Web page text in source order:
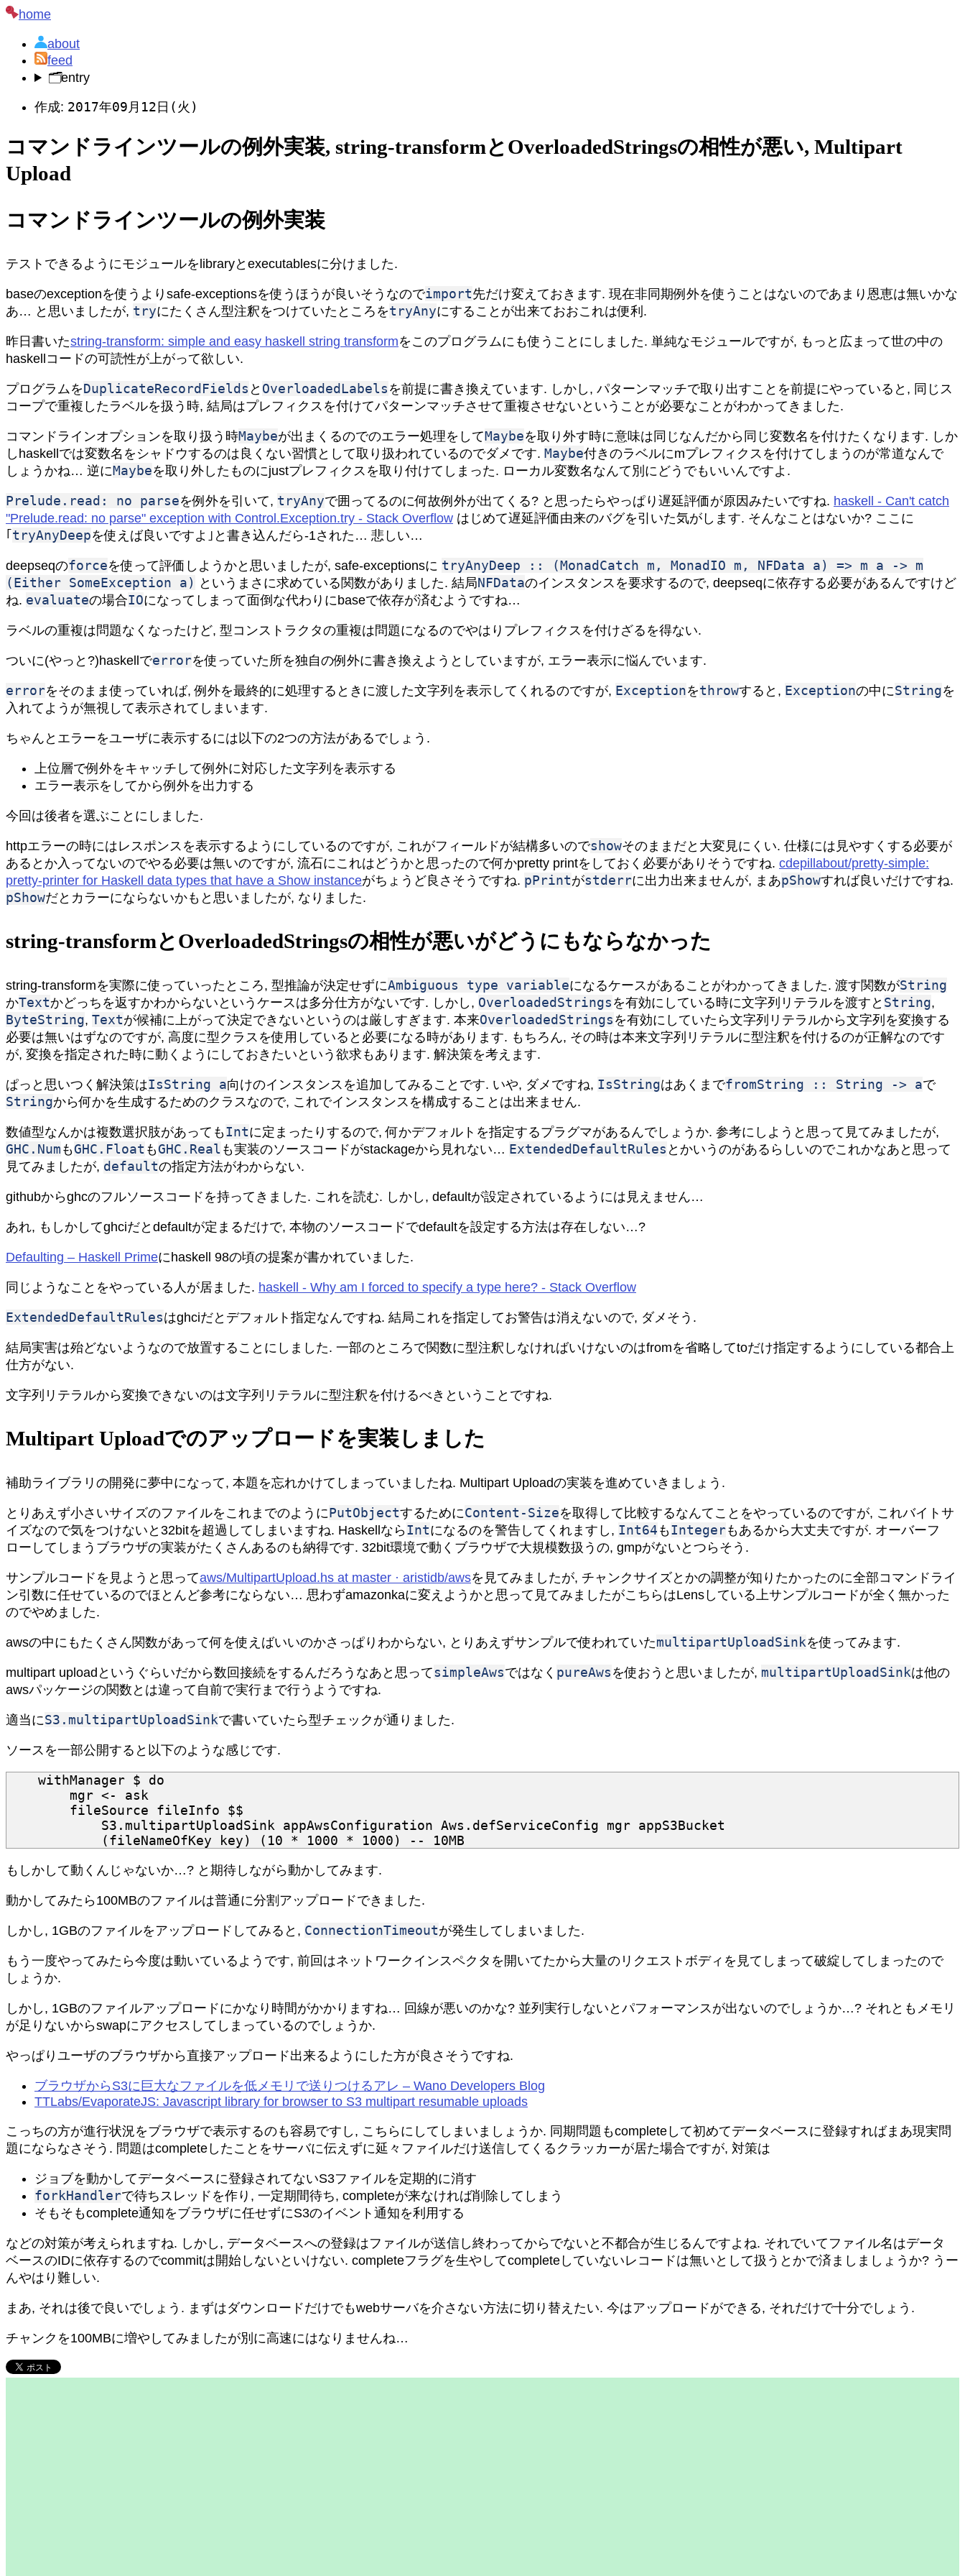
home
about
feed
🗂️entry
作成: 2017年09月12日(火)
コマンドラインツールの例外実装, string-transformとOverloadedStringsの相性が悪い, Multipart
Upload
コマンドラインツールの例外実装
テストできるようにモジュールをlibraryとexecutablesに分けました.
baseのexceptionを使うよりsafe-exceptionsを使うほうが良いそうなのでimport先だけ変えておきます. 現在非同期例外を使うことはないのであまり恩恵は無いかな
あ… と思いましたが, tryにたくさん型注釈をつけていたところをtryAnyにすることが出来ておおこれは便利.
昨日書いたstring-transform: simple and easy haskell string transformをこのプログラムにも使うことにしました. 単純なモジュールですが, もっと広まって世の中の
haskellコードの可読性が上がって欲しい.
プログラムをDuplicateRecordFields と OverloadedLabels を前提に書き換えています. しかし, パターンマッチで取り出すことを前提にやっていると, 同じス
コープで重複したラベルを扱う時, 結局はプレフィクスを付けてパターンマッチさせて重複させないということが必要なことがわかってきました.
コマンドラインオプションを取り扱う時Maybeが出まくるのでのエラー処理をしてMaybeを取り外す時に意味は同じなんだから同じ変数名を付けたくなります. しか
しhaskellでは変数名をシャドウするのは良くない習慣として取り扱われているのでダメです. Maybe付きのラベルにmプレフィクスを付けてしまうのが常道なんで
しょうかね… 逆にMaybeを取り外したものにjustプレフィクスを取り付けてしまった. ローカル変数名なんて別にどうでもいいんですよ.
Prelude.read: no parseを例外を引いて, tryAnyで囲ってるのに何故例外が出てくる? と思ったらやっぱり遅延評価が原因みたいですね. haskell - Can't catch
"Prelude.read: no parse" exception with Control.Exception.try - Stack Overflow はじめて遅延評価由来のバグを引いた気がします. そんなことはないか? ここに
｢ tryAnyDeepを使えば良いですよ｣と書き込んだら-1された… 悲しい…
deepseqのforceを使って評価しようかと思いましたが, safe-exceptionsに tryAnyDeep :: (MonadCatch m, MonadIO m, NFData a) => m a -> m
(Either SomeException a) というまさに求めている関数がありました. 結局NFDataのインスタンスを要求するので, deepseqに依存する必要があるんですけど
ね. evaluateの場合IOになってしまって面倒な代わりにbaseで依存が済むようですね…
ラベルの重複は問題なくなったけど, 型コンストラクタの重複は問題になるのでやはりプレフィクスを付けざるを得ない.
ついに(やっと?)haskellでerrorを使っていた所を独自の例外に書き換えようとしていますが, エラー表示に悩んでいます.
errorをそのまま使っていれば, 例外を最終的に処理するときに渡した文字列を表示してくれるのですが, Exceptionをthrowすると, Exceptionの中にStringを
入れてようが無視して表示されてしまいます.
ちゃんとエラーをユーザに表示するには以下の2つの方法があるでしょう.
上位層で例外をキャッチして例外に対応した文字列を表示する
エラー表示をしてから例外を出力する
今回は後者を選ぶことにしました.
httpエラーの時にはレスポンスを表示するようにしているのですが, これがフィールドが結構多いのでshowそのままだと大変見にくい. 仕様には見やすくする必要が
あるとか入ってないのでやる必要は無いのですが, 流石にこれはどうかと思ったので何かpretty printをしておく必要がありそうですね. cdepillabout/pretty-simple:
pretty-printer for Haskell data types that have a Show instanceがちょうど良さそうですね. pPrintがstderrに出力出来ませんが, まあpShowすれば良いだけですね.
pShowだとカラーにならないかもと思いましたが, なりました.
string-transformとOverloadedStringsの相性が悪いがどうにもならなかった
string-transformを実際に使っていったところ, 型推論が決定せずにAmbiguous type variableになるケースがあることがわかってきました. 渡す関数がString
かTextかどっちを返すかわからないというケースは多分仕方がないです. しかし, OverloadedStrings を有効にしている時に文字列リテラルを渡すと String,
ByteString, Textが候補に上がって決定できないというのは厳しすぎます. 本来OverloadedStrings を有効にしていたら文字列リテラルから文字列を変換する
必要は無いはずなのですが, 高度に型クラスを使用していると必要になる時があります. もちろん, その時は本来文字列リテラルに型注釈を付けるのが正解なのです
が, 変換を指定された時に動くようにしておきたいという欲求もあります. 解決策を考えます.
ぱっと思いつく解決策はIsString a向けのインスタンスを追加してみることです. いや, ダメですね, IsStringはあくまでfromString :: String -> aで
Stringから何かを生成するためのクラスなので, これでインスタンスを構成することは出来ません.
数値型なんかは複数選択肢があってもIntに定まったりするので, 何かデフォルトを指定するプラグマがあるんでしょうか. 参考にしようと思って見てみましたが,
GHC.Num もGHC.Float もGHC.Real も実装のソースコードがstackageから見れない… ExtendedDefaultRules とかいうのがあるらしいのでこれかなあと思って
見てみましたが, defaultの指定方法がわからない.
githubからghcのフルソースコードを持ってきました. これを読む. しかし, defaultが設定されているようには見えません…
あれ, もしかしてghciだとdefaultが定まるだけで, 本物のソースコードでdefaultを設定する方法は存在しない…?
Defaulting – Haskell Primeにhaskell 98の頃の提案が書かれていました.
同じようなことをやっている人が居ました. haskell - Why am I forced to specify a type here? - Stack Overflow
ExtendedDefaultRulesはghciだとデフォルト指定なんですね. 結局これを指定してお警告は消えないので, ダメそう.
結局実害は殆どないようなので放置することにしました. 一部のところで関数に型注釈しなければいけないのはfromを省略してtoだけ指定するようにしている都合上
仕方がない.
文字列リテラルから変換できないのは文字列リテラルに型注釈を付けるべきということですね.
Multipart Uploadでのアップロードを実装しました
補助ライブラリの開発に夢中になって, 本題を忘れかけてしまっていましたね. Multipart Uploadの実装を進めていきましょう.
とりあえず小さいサイズのファイルをこれまでのようにPutObjectするためにContent-Sizeを取得して比較するなんてことをやっているのですが, これバイトサ
イズなので気をつけないと32bitを超過してしまいますね. HaskellならIntになるのを警告してくれますし, Int64 もIntegerもあるから大丈夫ですが. オーバーフ
ローしてしまうブラウザの実装がたくさんあるのも納得です. 32bit環境で動くブラウザで大規模数扱うの, gmpがないとつらそう.
サンプルコードを見ようと思ってaws/MultipartUpload.hs at master · aristidb/awsを見てみましたが, チャンクサイズとかの調整が知りたかったのに全部コマンドライ
ン引数に任せているのでほとんど参考にならない… 思わずamazonkaに変えようかと思って見てみましたがこちらはLensしている上サンプルコードが全く無かった
のでやめました.
awsの中にもたくさん関数があって何を使えばいいのかさっぱりわからない, とりあえずサンプルで使われていたmultipartUploadSinkを使ってみます.
multipart uploadというぐらいだから数回接続をするんだろうなあと思ってsimpleAwsではなく pureAws を使おうと思いましたが, multipartUploadSinkは他の
awsパッケージの関数とは違って自前で実行まで行うようですね.
適当にS3.multipartUploadSinkで書いていたら型チェックが通りました.
ソースを一部公開すると以下のような感じです.
withManager $
do
mgr <-
ask
fileSource
fileInfo
$$
S3 . multipartUploadSink appAwsConfiguration Aws . defServiceConfig mgr appS3Bucket
(fileNameOfKey key) ( 10 * 1000 * 1000) -- 10MB
もしかして動くんじゃないか…? と期待しながら動かしてみます.
動かしてみたら100MBのファイルは普通に分割アップロードできました.
しかし, 1GBのファイルをアップロードしてみると, ConnectionTimeoutが発生してしまいました.
もう一度やってみたら今度は動いているようです, 前回はネットワークインスペクタを開いてたから大量のリクエストボディを見てしまって破綻してしまったので
しょうか.
しかし, 1GBのファイルアップロードにかなり時間がかかりますね… 回線が悪いのかな? 並列実行しないとパフォーマンスが出ないのでしょうか…? それともメモリ
が足りないからswapにアクセスしてしまっているのでしょうか.
やっぱりユーザのブラウザから直接アップロード出来るようにした方が良さそうですね.
ブラウザからS3に巨大なファイルを低メモリで送りつけるアレ – Wano Developers Blog
TTLabs/EvaporateJS: Javascript library for browser to S3 multipart resumable uploads
こっちの方が進行状況をブラウザで表示するのも容易ですし, こちらにしてしまいましょうか. 同期問題もcompleteして初めてデータベースに登録すればまあ現実問
題にならなさそう. 問題はcompleteしたことをサーバに伝えずに延々ファイルだけ送信してくるクラッカーが居た場合ですが, 対策は
ジョブを動かしてデータベースに登録されてないS3ファイルを定期的に消す
forkHandlerで待ちスレッドを作り, 一定期間待ち, completeが来なければ削除してしまう
そもそもcomplete通知をブラウザに任せずにS3のイベント通知を利用する
などの対策が考えられますね. しかし, データベースへの登録はファイルが送信し終わってからでないと不都合が生じるんですよね. それでいてファイル名はデータ
ベースのIDに依存するのでcommitは開始しないといけない. completeフラグを生やしてcompleteしていないレコードは無いとして扱うとかで済ましましょうか? うー
んやはり難しい.
まあ, それは後で良いでしょう. まずはダウンロードだけでもwebサーバを介さない方法に切り替えたい. 今はアップロードができる, それだけで十分でしょう.
チャンクを100MBに増やしてみましたが別に高速にはなりませんね…